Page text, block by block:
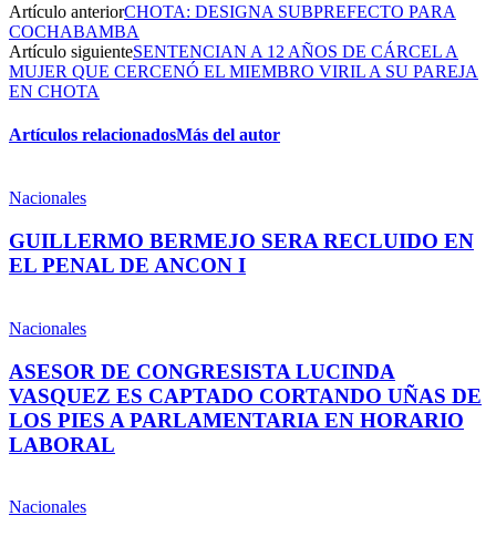
Artículo anteriorCHOTA: DESIGNA SUBPREFECTO PARA
COCHABAMBA
Artículo siguienteSENTENCIAN A 12 AÑOS DE CÁRCEL A
MUJER QUE CERCENÓ EL MIEMBRO VIRIL A SU PAREJA
EN CHOTA
Artículos relacionadosMás del autor
Nacionales
GUILLERMO BERMEJO SERA RECLUIDO EN
EL PENAL DE ANCON I
Nacionales
ASESOR DE CONGRESISTA LUCINDA
VASQUEZ ES CAPTADO CORTANDO UÑAS DE
LOS PIES A PARLAMENTARIA EN HORARIO
LABORAL
Nacionales